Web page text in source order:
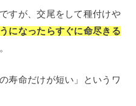
すが、交尾をして種付けや
になったらすぐに命尽きる
寿命だけが短い」というワ